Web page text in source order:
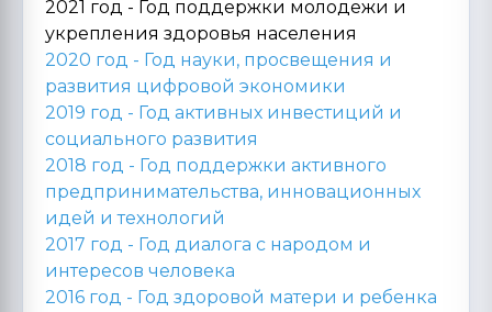
2021 год - Год поддержки молодежи и
укрепления здоровья населения
2020 год - Год науки, просвещения и
развития цифровой экономики
2019 год - Год активных инвестиций и
социального развития
2018 год - Год поддержки активного
предпринимательства, инновационных
идей и технологий
2017 год - Год диалога с народом и
интересов человека
2016 год - Год здоровой матери и ребенка